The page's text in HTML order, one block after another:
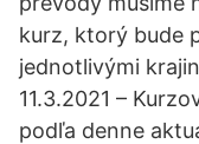
kurz, ktorý bude
jednotlivými
11.3.2021 –
podľa denne